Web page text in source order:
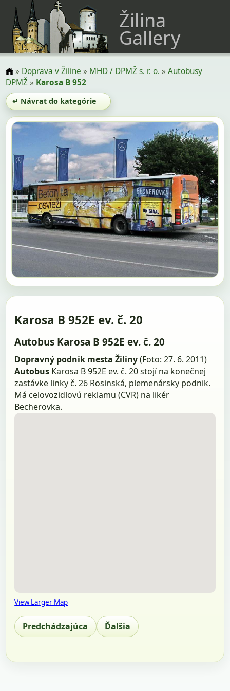
Žilina
Gallery
» Doprava v Žiline » MHD / DPMŽ s. r. o. »Autobusy
DPMŽ» Karosa B 952
↵ Návrat do kategórie
Karosa B 952E ev. č. 20
Autobus Karosa B 952E ev. č. 20
Dopravný podnik mesta Žiliny(Foto: 27. 6. 2011)
Autobus Karosa B 952E ev. č. 20 stojí na konečnej
zastávke linky č. 26 Rosinská, plemenársky podnik.
Má celovozidlovú reklamu (CVR) na likér
Becherovka.
View Larger Map
Predchádzajúca Ďalšia